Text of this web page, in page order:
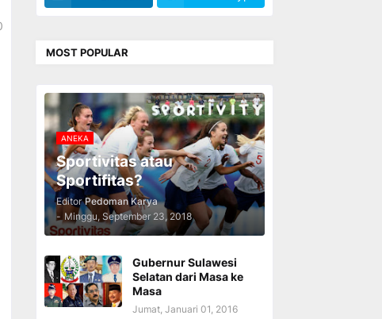
MOST POPULAR
ANEKA
Sportivitas atau
Sportifitas?
Editor Pedoman Karya
- Minggu, September 23, 2018
Gubernur Sulawesi
Selatan dari Masa ke
Masa
Jumat, Januari 01, 2016